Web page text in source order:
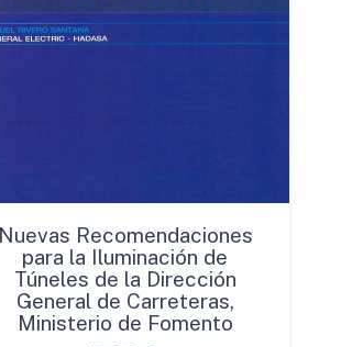
Nuevas Recomendaciones
para la Iluminación de
Túneles de la Dirección
General de Carreteras,
Ministerio de Fomento